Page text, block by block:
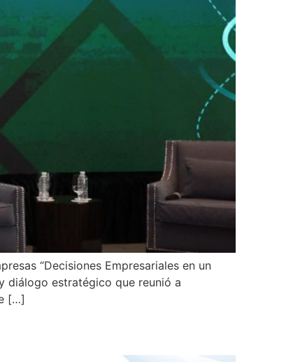
“Decisiones Empresariales en un
diálogo estratégico que reunió a
[…]